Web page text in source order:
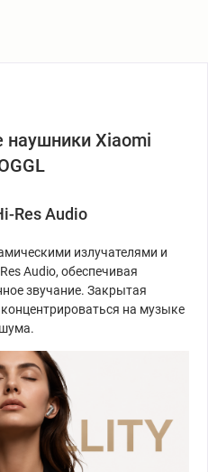
наушники Xiaomi
Res Audio
излучателями и
Audio, обеспечивая
звучание. Закрытая
на музыке